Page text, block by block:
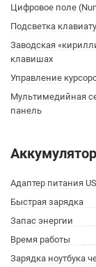
Цифровое поле
Подсветка
Заводская
клавишах
Управление
Мультимедийная
панель
Адаптер питания
Быстрая зарядка
Запас энергии
Время работы
Зарядка ноутбука